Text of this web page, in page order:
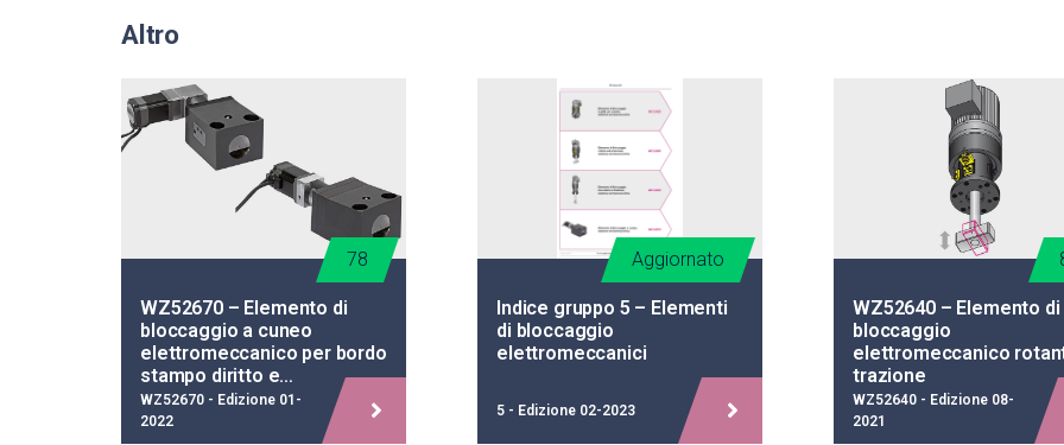
Altro
WZ52670 – Elemento di
bloccaggio a cuneo
elettromeccanico per bordo
stampo diritto e…
78
WZ52670 - Edizione 01-
2022
Indice gruppo 5 – Elementi
di bloccaggio
elettromeccanici
Aggiornato
5 - Edizione 02-2023
WZ52640 – Elemento di
bloccaggio
elettromeccanico
trazione
WZ52640 - Edizione 08-
2021